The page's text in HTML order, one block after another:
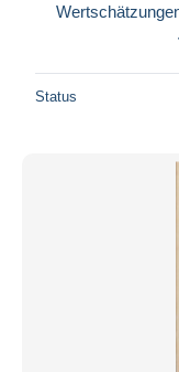
Status